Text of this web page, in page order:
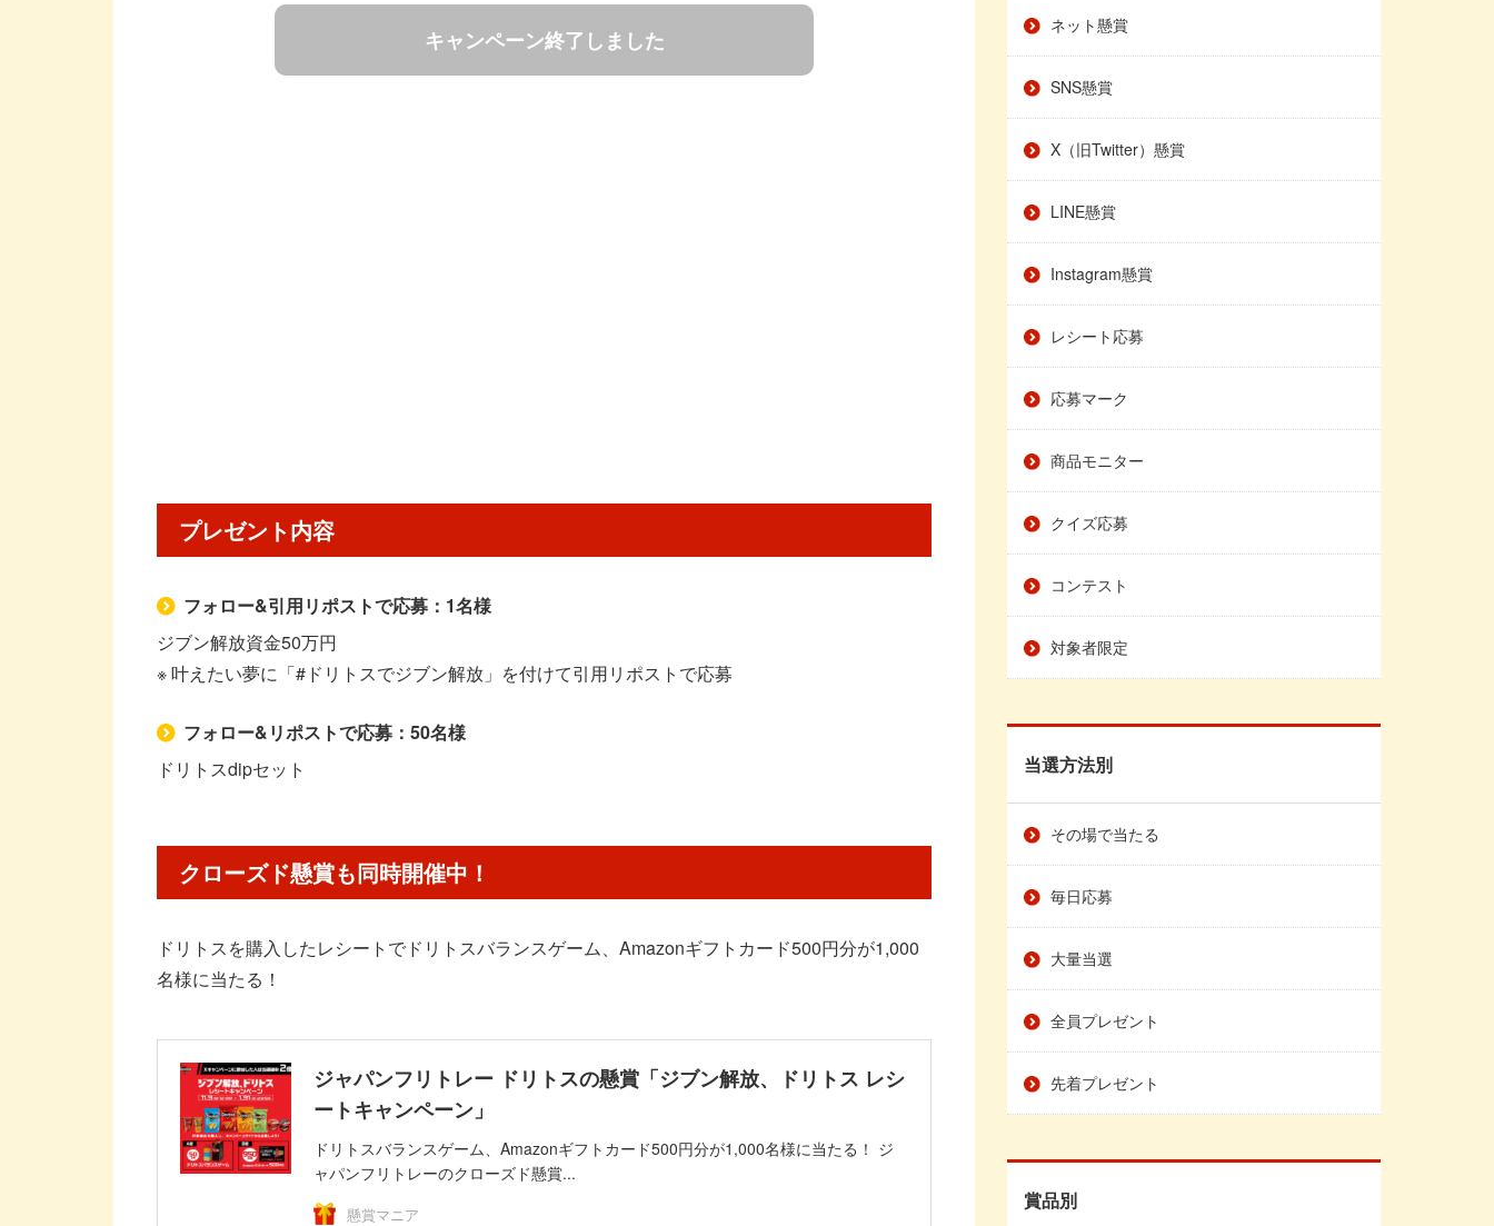
キャンペーン終了しました
プレゼント内容
フォロー&引用リポストで応募：1名様
ジブン解放資金50万円
※ 叶えたい夢に「#ドリトスでジブン解放」を付けて引用リポストで応募
フォロー&リポストで応募：50名様
ドリトスdipセット
クローズド懸賞も同時開催中！
ドリトスを購入したレシートでドリトスバランスゲーム、Amazonギフトカード500円分が1,000
名様に当たる！
ジャパンフリトレー ドリトスの懸賞「ジブン解放、ドリトス レシ
ートキャンペーン」
ドリトスバランスゲーム、Amazonギフトカード500円分が1,000名様に当たる！ ジ
ャパンフリトレーのクローズド懸賞...
懸賞マニア
ネット懸賞
SNS懸賞
X（旧Twitter）懸賞
LINE懸賞
Instagram懸賞
レシート応募
応募マーク
商品モニター
クイズ応募
コンテスト
対象者限定
当選方法別
その場で当たる
毎日応募
大量当選
全員プレゼント
先着プレゼント
賞品別